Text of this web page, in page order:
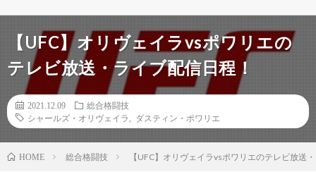
【UFC】オリヴェイラvsポワリエの
テレビ放送・ライブ配信日程！
2021.12.09
総合格闘技
シャールズ・オリヴェイラ
ダスティン・ポワリエ
HOME 総合格闘技 【UFC】オリヴェイラvsポワリエのテレビ放送